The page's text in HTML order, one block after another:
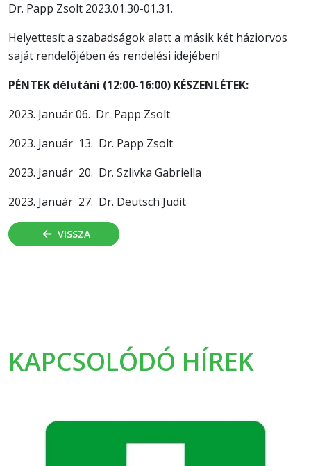
Dr. Papp Zsolt 2023.01.30-01.31.
Helyettesít a szabadságok alatt a másik két háziorvos
saját rendelőjében és rendelési idejében!
PÉNTEK délutáni (12:00-16:00) KÉSZENLÉTEK:
2023. Január 06. Dr. Papp Zsolt
2023. Január 13. Dr. Papp Zsolt
2023. Január 20. Dr. Szlivka Gabriella
2023. Január 27. Dr. Deutsch Judit
VISSZA
KAPCSOLÓDÓ HÍREK